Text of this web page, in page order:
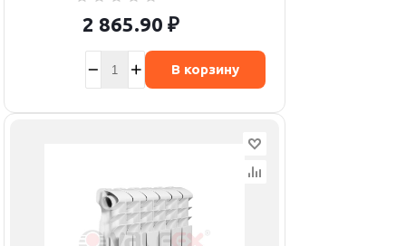
2 865.90 ₽
В корзину